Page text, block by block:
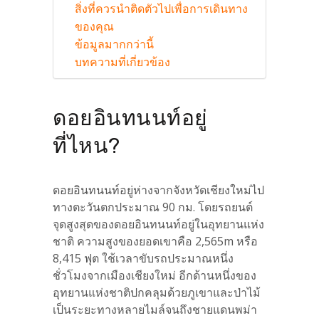
สิ่งที่ควรนำติดตัวไปเพื่อการเดินทาง
ของคุณ
ข้อมูลมากกว่านี้
บทความที่เกี่ยวข้อง
ดอยอินทนนท์อยู่
ที่ไหน?
ดอยอินทนนท์อยู่ห่างจากจังหวัดเชียงใหม่ไป
ทางตะวันตกประมาณ 90 กม. โดยรถยนต์
จุดสูงสุดของดอยอินทนนท์อยู่ในอุทยานแห่ง
ชาติ ความสูงของยอดเขาคือ 2,565m หรือ
8,415 ฟุต ใช้เวลาขับรถประมาณหนึ่ง
ชั่วโมงจากเมืองเชียงใหม่ อีกด้านหนึ่งของ
อุทยานแห่งชาติปกคลุมด้วยภูเขาและป่าไม้
เป็นระยะทางหลายไมล์จนถึงชายแดนพม่า